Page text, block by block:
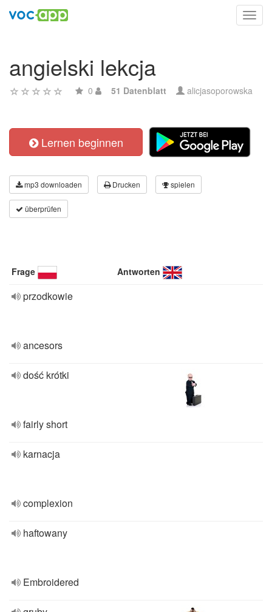
angielski lekcja
0 51 Datenblatt alicjasoporowska
Lernen beginnen
mp3 downloaden Drucken spielen
überprüfen
Frage Antworten
przodkowie
ancesors
dość krótki
fairly short
karnacja
complexion
haftowany
Embroidered